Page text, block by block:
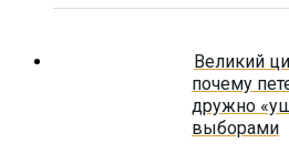
Великий
почему
дружно
выборами